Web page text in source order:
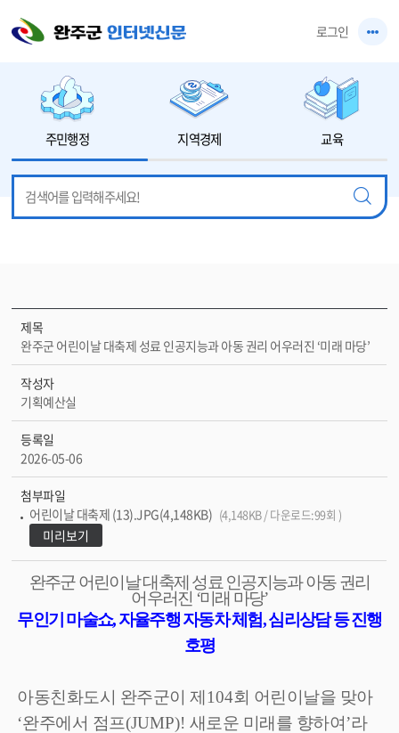
로그인
주민행정 지역경제 교육
제목
완주군 어린이날 대축제 성료 인공지능과 아동 권리 어우러진 ‘미래 마당’
작성자
기획예산실
등록일
2026-05-06
첨부파일
어린이날 대축제 (13).JPG(4,148KB) (4,148KB / 다운로드:99회 )
미리보기
완주군 어린이날 대축제 성료 인공지능과 아동 권리
어우러진 ‘미래 마당’
무인기 마술쇼,자율주행 자동차 체험,심리상담 등 진행
호평
아동친화도시 완주군이 제104회 어린이날을 맞아
‘완주에서 점프(JUMP)! 새로운 미래를 향하여’라